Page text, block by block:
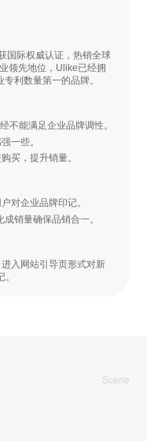
国际权威认证，热销全球
领先地位，Ulike已经拥
利数量第一的品牌。
不能满足企业品牌调性。
一些。
买，提升销量。
对企业品牌印记。
销量确保品销合一。
入网站引导页形式对新
Scene